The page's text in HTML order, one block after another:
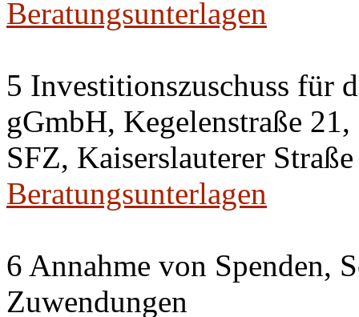
Beratungsunterlagen
5 Investitionszuschuss für
gGmbH, Kegelenstraße
SFZ, Kaiserslauterer
Beratungsunterlagen
6 Annahme von Spenden,
Zuwendungen